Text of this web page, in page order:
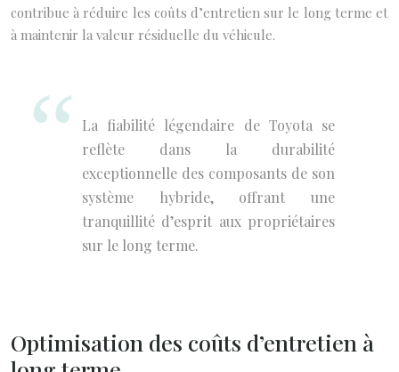
contribue à réduire les coûts d’entretien sur le long terme et
à maintenir la valeur résiduelle du véhicule.
La fiabilité légendaire de Toyota se
reflète dans la durabilité
exceptionnelle des composants de son
système hybride, offrant une
tranquillité d’esprit aux propriétaires
sur le long terme.
Optimisation des coûts d’entretien à